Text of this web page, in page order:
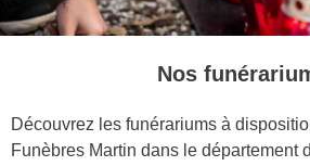
Nos
Découvrez les funérariums à
Funèbres Martin dans le département